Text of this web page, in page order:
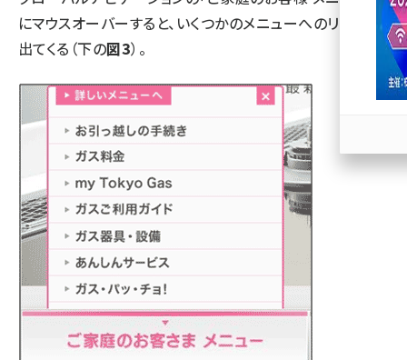
llmo (1167)
にマウスオーバーすると、いくつかのメニューへのリンクが
出てくる（下の図3）。